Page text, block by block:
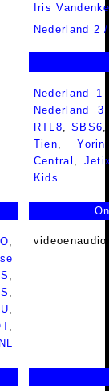
Iris
Nederland 2
Nederland
Nederland
RTL8 ,SBS6
Tien ,Yorin
Central
Kids
,
,
,
,
,